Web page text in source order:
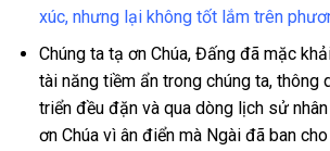
xúc, nhưng lại không tốt lắm trên
Chúng ta tạ ơn Chúa, Đấng đã mặc
tài năng tiềm ẩn trong chúng ta, thông
triển đều đặn và qua dòng lịch sử
ơn Chúa vì ân điển mà Ngài đã ban